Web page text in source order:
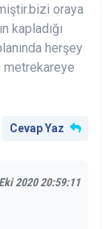
oraya
kapladığı
herşey
metrekareye
Cevap Yaz
2020 20:59:11